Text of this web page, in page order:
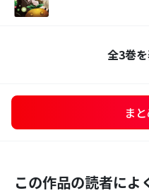
全3巻
ま
この作品の読者によ